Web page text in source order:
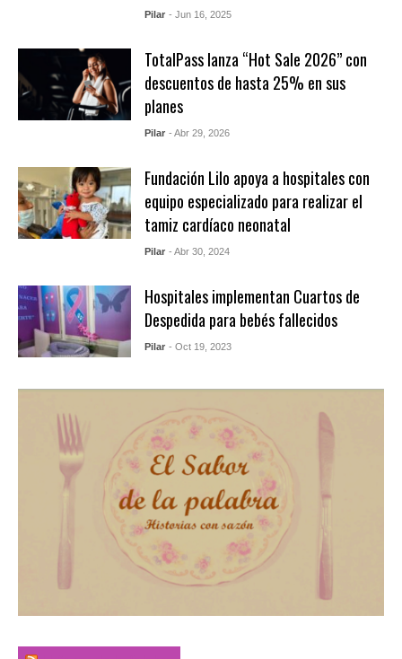
Pilar - Jun 16, 2025
TotalPass lanza “Hot Sale 2026” con
descuentos de hasta 25% en sus
planes
Pilar - Abr 29, 2026
Fundación Lilo apoya a hospitales con
equipo especializado para realizar el
tamiz cardíaco neonatal
Pilar - Abr 30, 2024
Hospitales implementan Cuartos de
Despedida para bebés fallecidos
Pilar - Oct 19, 2023